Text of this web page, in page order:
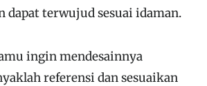
dapat terwujud sesuai idaman.
ingin mendesainnya
referensi dan sesuaikan